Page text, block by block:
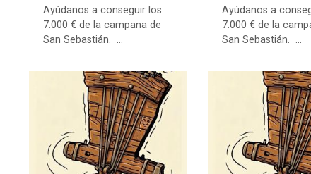
Ayúdanos a conseguir los
7.000 € de la campana de
San Sebastián. ...
Ayúdanos a
7.000 € de la
San Sebastián. ...